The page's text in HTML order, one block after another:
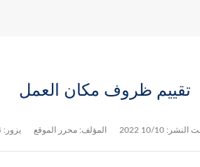
تقييم ظروف مكان العمل
النشر:10/10 2022 المؤلف: محرر الموقع يزور: 54